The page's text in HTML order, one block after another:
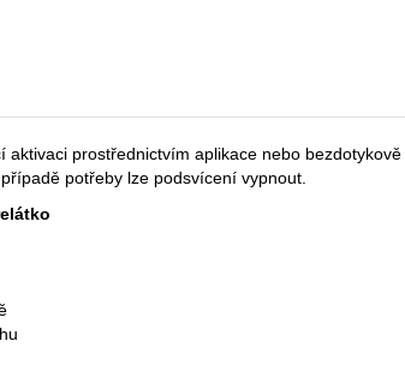
prostřednictvím aplikace nebo
potřeby lze podsvícení vypnout.